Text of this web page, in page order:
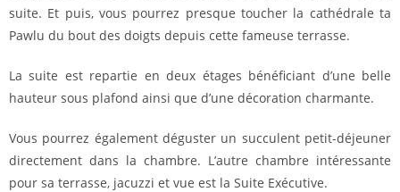
suite. Et puis, vous pourrez presque toucher la cathédrale ta
Pawlu du bout des doigts depuis cette fameuse terrasse.
La suite est repartie en deux étages bénéficiant d’une belle
hauteur sous plafond ainsi que d’une décoration charmante.
Vous pourrez également déguster un succulent petit-déjeuner
directement dans la chambre. L’autre chambre intéressante
pour sa terrasse, jacuzzi et vue est la Suite Exécutive.